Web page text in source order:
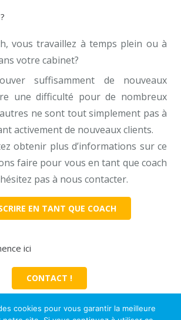
vous travaillez à temps plein ou à
votre cabinet?
suffisamment de nouveaux
une difficulté pour de nombreux
ne sont tout simplement pas à
activement de nouveaux clients.
obtenir plus d’informations sur ce
faire pour vous en tant que coach
pas à nous contacter.
EN TANT QUE COACH
ici
CONTACT !
cookies pour vous garantir la meilleure